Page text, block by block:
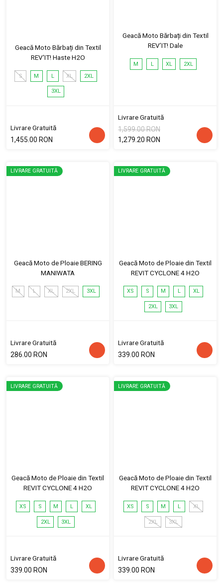
Geacă Moto Bărbați din Textil
REV'IT! Haste H2O
S M L XL 2XL
3XL
Livrare Gratuită
1,455.00 RON
Geacă Moto Bărbați din Textil
REV’IT! Dale
M L XL 2XL
Livrare Gratuită
1,599.00 RON
1,279.20 RON
LIVRARE GRATUITĂ
Geacă Moto de Ploaie BERING
MANIWATA
M L XL 2XL 3XL
Livrare Gratuită
286.00 RON
LIVRARE GRATUITĂ
Geacă Moto de Ploaie din Textil
REVIT CYCLONE 4 H2O
XS S M L XL
2XL 3XL
Livrare Gratuită
339.00 RON
LIVRARE GRATUITĂ
Geacă Moto de Ploaie din Textil
REVIT CYCLONE 4 H2O
XS S M L XL
2XL 3XL
Livrare Gratuită
339.00 RON
LIVRARE GRATUITĂ
Geacă Moto de Ploaie din Textil
REVIT CYCLONE 4 H2O
XS S M L XL
2XL 3XL
Livrare Gratuită
339.00 RON